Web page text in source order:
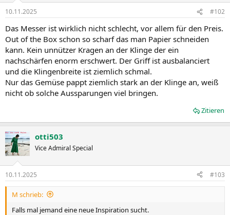
10.11.2025 #102
Das Messer ist wirklich nicht schlecht, vor allem für den Preis.
Out of the Box schon so scharf das man Papier schneiden
kann. Kein unnützer Kragen an der Klinge der ein
nachschärfen enorm erschwert. Der Griff ist ausbalanciert
und die Klingenbreite ist ziemlich schmal.
Nur das Gemüse pappt ziemlich stark an der Klinge an, weiß
nicht ob solche Aussparungen viel bringen.
Zitieren
otti503
Vice Admiral Special
10.11.2025 #103
M schrieb:
Falls mal jemand eine neue Inspiration sucht.